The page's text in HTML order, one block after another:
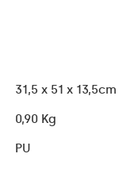
31,5 x 51 x 13,5cm
0,90 Kg
PU